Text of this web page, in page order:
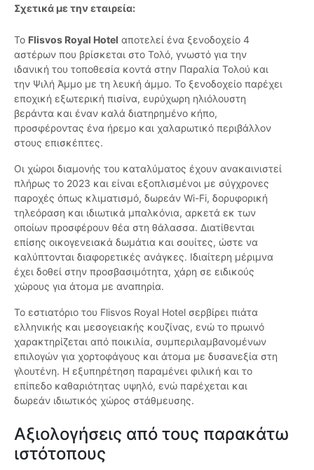
Σχετικά με την εταιρεία:
Το Flisvos Royal Hotel αποτελεί ένα ξενοδοχείο 4
αστέρων που βρίσκεται στο Τολό, γνωστό για την
ιδανική του τοποθεσία κοντά στην Παραλία Τολού και
την Ψιλή Άμμο με τη λευκή άμμο. Το ξενοδοχείο παρέχει
εποχική εξωτερική πισίνα, ευρύχωρη ηλιόλουστη
βεράντα και έναν καλά διατηρημένο κήπο,
προσφέροντας ένα ήρεμο και χαλαρωτικό περιβάλλον
στους επισκέπτες.
Οι χώροι διαμονής του καταλύματος έχουν ανακαινιστεί
πλήρως το 2023 και είναι εξοπλισμένοι με σύγχρονες
παροχές όπως κλιματισμό, δωρεάν Wi-Fi, δορυφορική
τηλεόραση και ιδιωτικά μπαλκόνια, αρκετά εκ των
οποίων προσφέρουν θέα στη θάλασσα. Διατίθενται
επίσης οικογενειακά δωμάτια και σουίτες, ώστε να
καλύπτονται διαφορετικές ανάγκες. Ιδιαίτερη μέριμνα
έχει δοθεί στην προσβασιμότητα, χάρη σε ειδικούς
χώρους για άτομα με αναπηρία.
Το εστιατόριο του Flisvos Royal Hotel σερβίρει πιάτα
ελληνικής και μεσογειακής κουζίνας, ενώ το πρωινό
χαρακτηρίζεται από ποικιλία, συμπεριλαμβανομένων
επιλογών για χορτοφάγους και άτομα με δυσανεξία στη
γλουτένη. Η εξυπηρέτηση παραμένει φιλική και το
επίπεδο καθαριότητας υψηλό, ενώ παρέχεται και
δωρεάν ιδιωτικός χώρος στάθμευσης.
Αξιολογήσεις από τους παρακάτω
ιστότοπους